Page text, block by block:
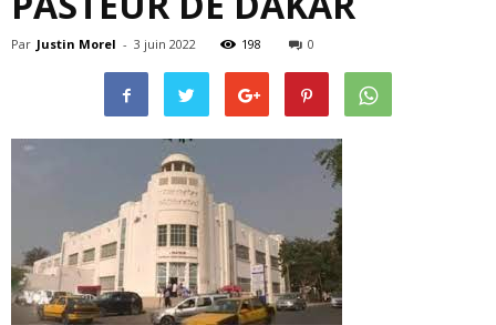
Par Justin Morel - 3 juin 2022 198 0